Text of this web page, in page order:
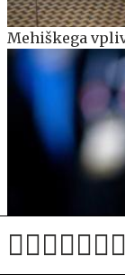
Mehiškega